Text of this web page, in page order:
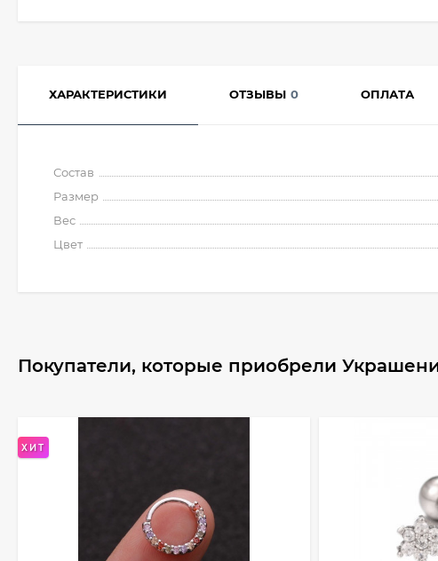
ХАРАКТЕРИСТИКИ ОТЗЫВЫ 0 ОПЛАТА
Состав
Размер
Вес
Цвет
Покупатели, которые приобрели
ХИТ